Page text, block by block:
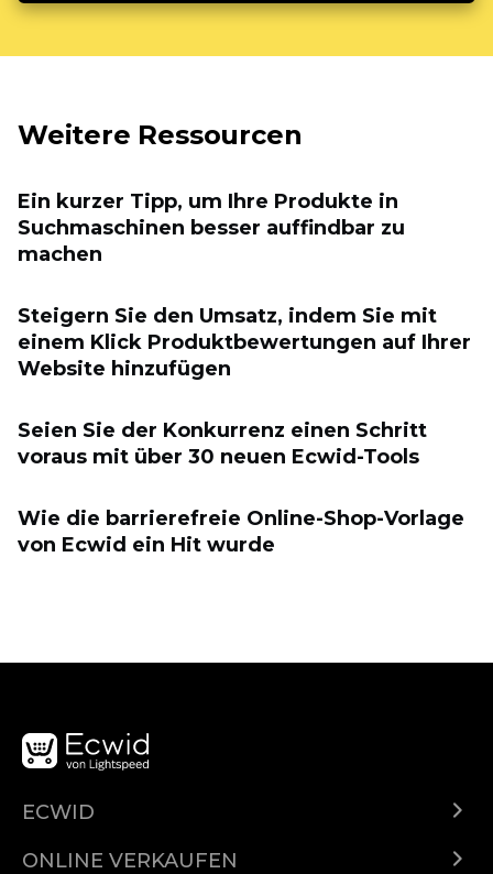
Weitere Ressourcen
Ein kurzer Tipp, um Ihre Produkte in
Suchmaschinen besser auffindbar zu
machen
Steigern Sie den Umsatz, indem Sie mit
einem Klick Produktbewertungen auf Ihrer
Website hinzufügen
Seien Sie der Konkurrenz einen Schritt
voraus mit über 30 neuen Ecwid-Tools
Wie die barrierefreie Online-Shop-Vorlage
von Ecwid ein Hit wurde
ECWID
ONLINE VERKAUFEN